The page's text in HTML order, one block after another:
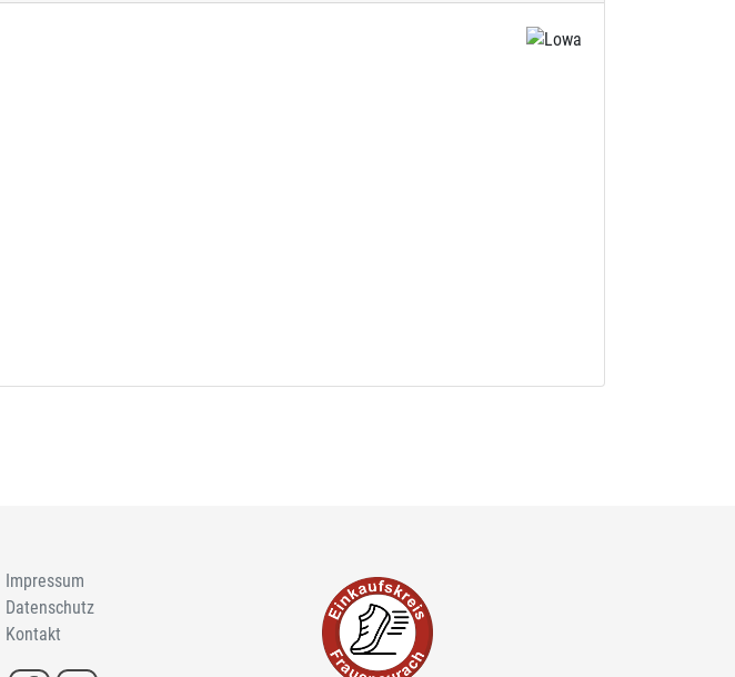
Impressum
Datenschutz
Kontakt